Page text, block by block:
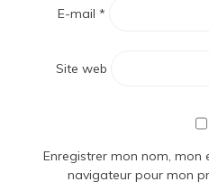
E-mail *
Site web
Enregistrer mon nom, mon
navigateur pour mon